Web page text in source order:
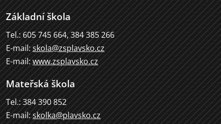
Základní škola
Tel.: 605 745 664, 384 385 266
E-mail: skola@zsplavsko.cz
E-mail: www.zsplavsko.cz
Mateřská škola
Tel.: 384 390 852
E-mail: skolka@plavsko.cz